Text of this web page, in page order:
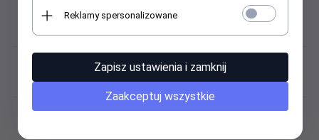
Masa:
1,24 kg
Stal, tworzywo sztuczne
Naprężenie wstępne:
Niewielkie napięcie wstępne
Reklamy spersonalizowane
Zapisz ustawienia i zamknij
Zaakceptuj wszystkie